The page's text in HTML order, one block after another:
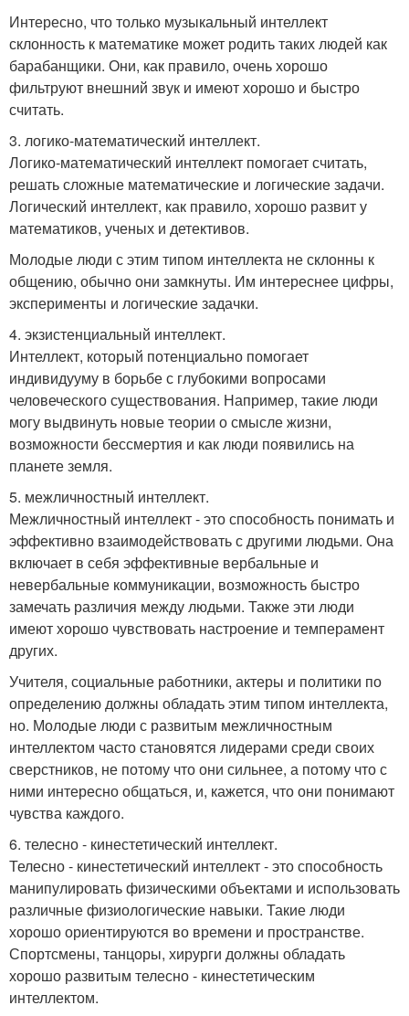
Интересно, что только музыкальный интеллект
склонность к математике может родить таких людей как
барабанщики. Они, как правило, очень хорошо
фильтруют внешний звук и имеют хорошо и быстро
считать.
3. логико-математический интеллект.
Логико-математический интеллект помогает считать,
решать сложные математические и логические задачи.
Логический интеллект, как правило, хорошо развит у
математиков, ученых и детективов.
Молодые люди с этим типом интеллекта не склонны к
общению, обычно они замкнуты. Им интереснее цифры,
эксперименты и логические задачки.
4. экзистенциальный интеллект.
Интеллект, который потенциально помогает
индивидууму в борьбе с глубокими вопросами
человеческого существования. Например, такие люди
могу выдвинуть новые теории о смысле жизни,
возможности бессмертия и как люди появились на
планете земля.
5. межличностный интеллект.
Межличностный интеллект - это способность понимать и
эффективно взаимодействовать с другими людьми. Она
включает в себя эффективные вербальные и
невербальные коммуникации, возможность быстро
замечать различия между людьми. Также эти люди
имеют хорошо чувствовать настроение и темперамент
других.
Учителя, социальные работники, актеры и политики по
определению должны обладать этим типом интеллекта,
но. Молодые люди с развитым межличностным
интеллектом часто становятся лидерами среди своих
сверстников, не потому что они сильнее, а потому что с
ними интересно общаться, и, кажется, что они понимают
чувства каждого.
6. телесно - кинестетический интеллект.
Телесно - кинестетический интеллект - это способность
манипулировать физическими объектами и использовать
различные физиологические навыки. Такие люди
хорошо ориентируются во времени и пространстве.
Спортсмены, танцоры, хирурги должны обладать
хорошо развитым телесно - кинестетическим
интеллектом.